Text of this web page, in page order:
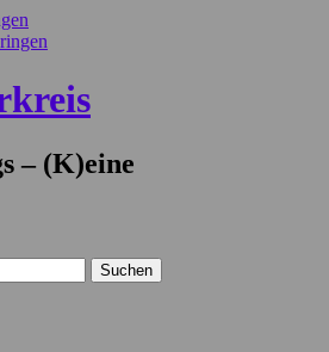
– (K)eine